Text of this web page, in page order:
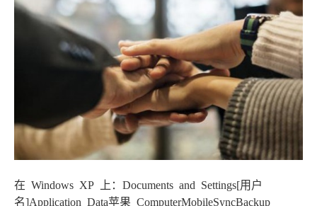
在 Windows XP 上：Documents and Settings[用户
名]Application Data苹果 ComputerMobileSyncBackup